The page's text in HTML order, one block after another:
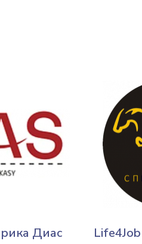
Диас Life4Job